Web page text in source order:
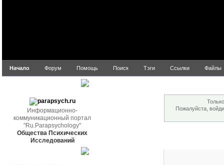
Начало Форум Помощь Поиск Тэги Ссылки Файлы
Информационно-
коммуникационный портал
"Ru.Parapsychology"
Общества Психических
Исследований
Пожалуйста,